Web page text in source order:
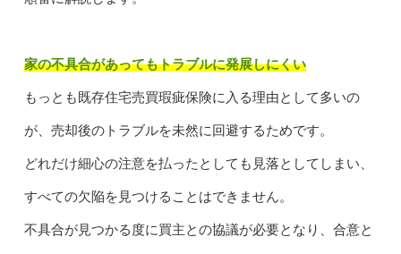
家の不具合があってもトラブルに発展しにくい
もっとも既存住宅売買瑕疵保険に入る理由として多いの
が、売却後のトラブルを未然に回避するためです。
どれだけ細心の注意を払ったとしても見落としてしまい、
すべての欠陥を見つけることはできません。
不具合が見つかる度に買主との協議が必要となり、合意と